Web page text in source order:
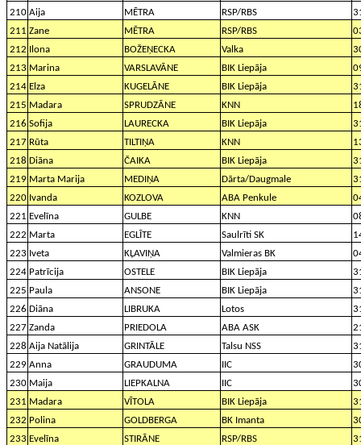
210 Aija MĒTRA RSP/RBS
211 Zane MĒTRA RSP/RBS
212 Ilona BOŽEŅECKA Valka
213 Marina VARSLAVĀNE BIK Liepāja
214 Elza KUGELĀNE BIK Liepāja
215 Madara SPRUDZĀNE KNN
216 Sofija LAURECKA BIK Liepāja
217 Rūta TILTIŅA KNN
218 Diāna ČAIKA BIK Liepāja
219 Marta Marija MEDIŅA Dārta/Daugmale
220 Ivanda KOZLOVA ABA Penkule
221 Evelīna GULBE KNN
222 Marta EGLĪTE Saulrīti SK
223 Iveta KĻAVIŅA Valmieras BK
224 Patrīcija OSTELE BIK Liepāja
225 Paula ANSONE BIK Liepāja
226 Diāna LIBRUKA Lotos
227 Zanda PRIEDOLA ABA ASK
228 Aija Natālija GRINTĀLE Talsu NSS
229 Anna GRAUDUMA IIC
230 Maija LIEPKALNA IIC
231 Madara VĪTOLA BIK Liepāja
232 Polina GOLDBERGA BK Imanta
233 Evelīna STIRĀNE RSP/RBS